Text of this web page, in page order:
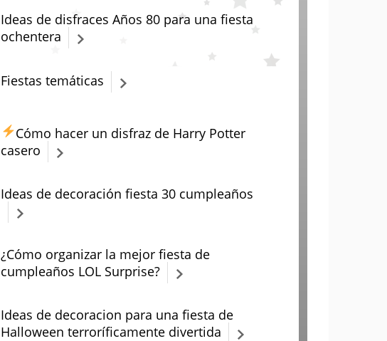
Ideas de disfraces Años 80 para una fiesta
ochentera
Fiestas temáticas
Cómo hacer un disfraz de Harry Potter
casero
Ideas de decoración fiesta 30 cumpleaños
¿Cómo organizar la mejor fiesta de
cumpleaños LOL Surprise?
Ideas de decoracion para una fiesta de
Halloween terroríficamente divertida